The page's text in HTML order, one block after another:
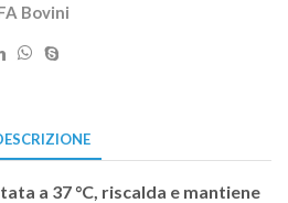
Bovini
a 37 °C, riscalda e mantiene